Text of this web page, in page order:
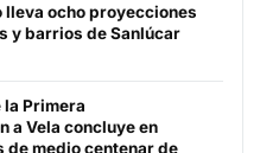
lleva ocho proyecciones
y barrios de Sanlúcar
la Primera
a Vela concluye en
de medio centenar de